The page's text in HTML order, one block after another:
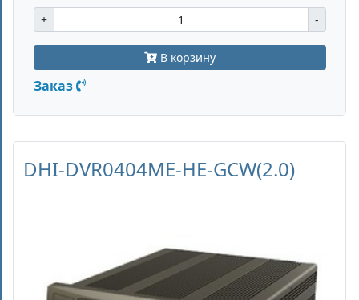
+ -
В корзину
Заказ
DHI-DVR0404ME-HE-GCW(2.0)